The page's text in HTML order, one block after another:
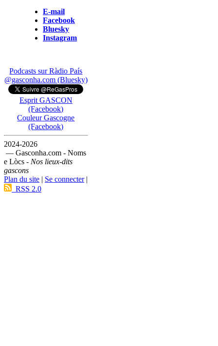
E-mail
Facebook
Bluesky
Instagram
Podcasts sur Ràdio País
@gasconha.com (Bluesky)
Esprit GASCON
(Facebook)
Couleur Gascogne
(Facebook)
2024-2026
— Gasconha.com - Noms
e Lòcs - Nos lieux-dits
gascons
Plan du site | Se connecter|
RSS 2.0